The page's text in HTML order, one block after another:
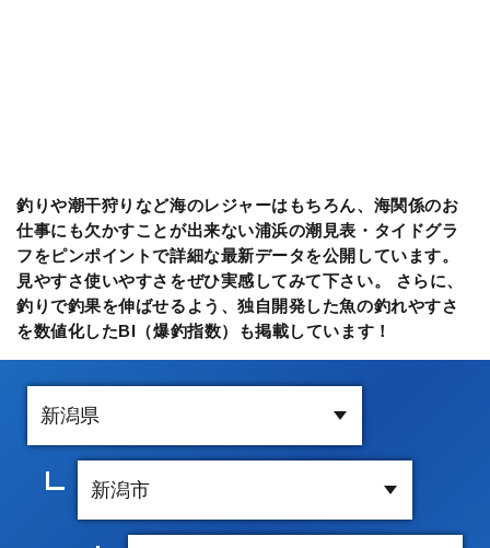
釣りや潮干狩りなど海のレジャーはもちろん、海関係のお
仕事にも欠かすことが出来ない浦浜の潮見表・タイドグラ
フをピンポイントで詳細な最新データを公開しています。
見やすさ使いやすさをぜひ実感してみて下さい。 さらに、
釣りで釣果を伸ばせるよう、独自開発した魚の釣れやすさ
を数値化したBI（爆釣指数）も掲載しています！